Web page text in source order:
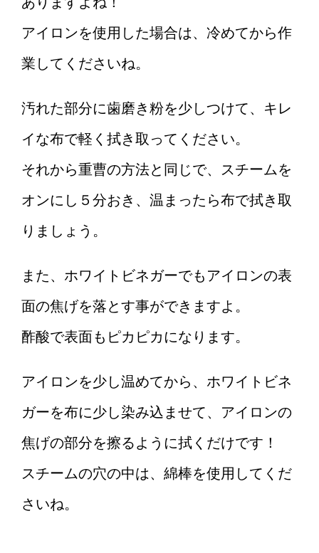
アイロンを使用した場合は、冷めてから作
業してくださいね。
汚れた部分に歯磨き粉を少しつけて、キレ
イな布で軽く拭き取ってください。
それから重曹の方法と同じで、スチームを
オンにし５分おき、温まったら布で拭き取
りましょう。
また、ホワイトビネガーでもアイロンの表
面の焦げを落とす事ができますよ。
酢酸で表面もピカピカになります。
アイロンを少し温めてから、ホワイトビネ
ガーを布に少し染み込ませて、アイロンの
焦げの部分を擦るように拭くだけです！
スチームの穴の中は、綿棒を使用してくだ
さいね。